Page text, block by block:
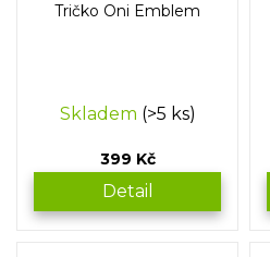
Tričko Oni Emblem
Skladem (>5 ks)
399 Kč
Detail